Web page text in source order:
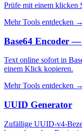
Prüfe mit einem klicken
Mehr Tools entdecken →
Base64 Encoder
Text online sofort in
einem Klick kopieren.
Mehr Tools entdecken →
UUID Generator
Zufällige UUID-v4-